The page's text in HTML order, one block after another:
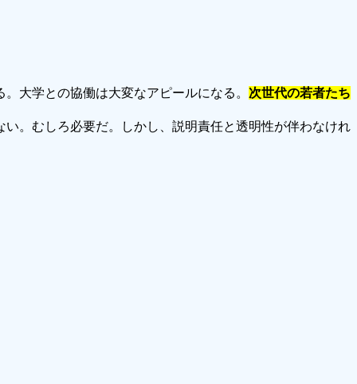
大学との協働は大変なアピールになる。 次世代の若者たち
。むしろ必要だ。しかし、説明責任と透明性が伴わなけれ